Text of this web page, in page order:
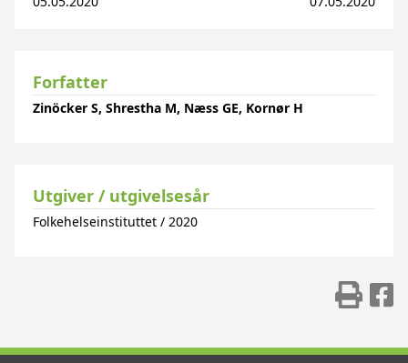
Forfatter
Zinöcker S, Shrestha M, Næss GE, Kornør H
Utgiver / utgivelsesår
Folkehelseinstituttet / 2020